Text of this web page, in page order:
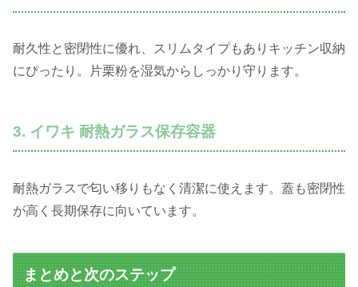
耐久性と密閉性に優れ、スリムタイプもありキッチン収納
にぴったり。片栗粉を湿気からしっかり守ります。
3. イワキ 耐熱ガラス保存容器
耐熱ガラスで匂い移りもなく清潔に使えます。蓋も密閉性
が高く長期保存に向いています。
まとめと次のステップ